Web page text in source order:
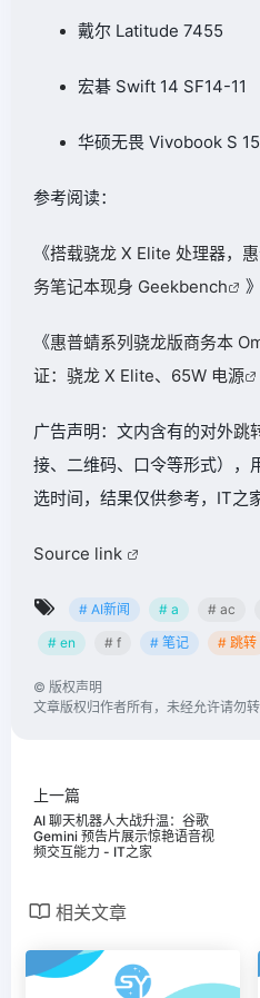
戴尔 Latitude 7455
宏碁 Swift 14 SF14-11
华硕无畏 Vivobook S
参考阅读：
《搭载骁龙 X Elite 处理器，
务笔记本现身 Geekbench
》
《惠普蜻系列骁龙版商务本
证：骁龙 X Elite、65W 电源
广告声明：文内含有的对外跳
接、二维码、口令等形式），
选时间，结果仅供参考，IT之
Source link
# AI新闻 # a # ac
# en
# f # 笔记 # 跳转
© 版权声明
文章版权归作者所有，未经允许请勿转
上一篇
AI 聊天机器人大战升温：谷歌
Gemini 预告片展示惊艳语音视
频交互能力 - IT之家
相关文章